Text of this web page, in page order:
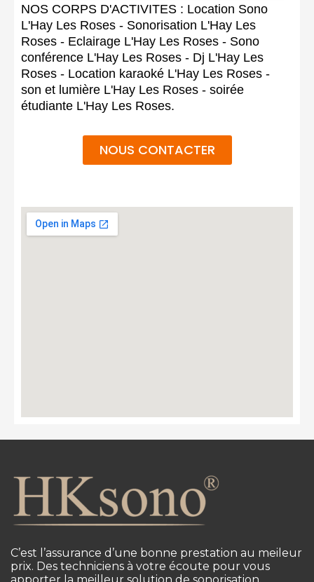
NOS CORPS D'ACTIVITES : Location Sono
L'Hay Les Roses - Sonorisation L'Hay Les
Roses - Eclairage L'Hay Les Roses - Sono
conférence L'Hay Les Roses - Dj L'Hay Les
Roses - Location karaoké L'Hay Les Roses -
son et lumière L'Hay Les Roses - soirée
étudiante L'Hay Les Roses.
NOUS CONTACTER
C’est l’assurance d’une bonne prestation au meileur
prix. Des techniciens à votre écoute pour vous